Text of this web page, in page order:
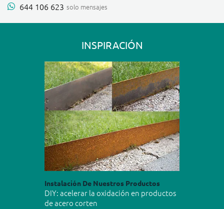
644 106 623 solo mensajes
INSPIRACIÓN
Instalación De Nuestros Productos
DIY: acelerar la oxidación en productos
de acero corten